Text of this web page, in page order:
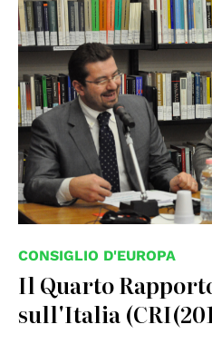
© Centro diritti umani -
CONSIGLIO D'EUROPA
Il Quarto
sull'Italia